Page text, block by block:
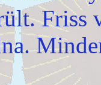
Friss